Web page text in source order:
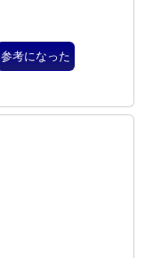
参考になった